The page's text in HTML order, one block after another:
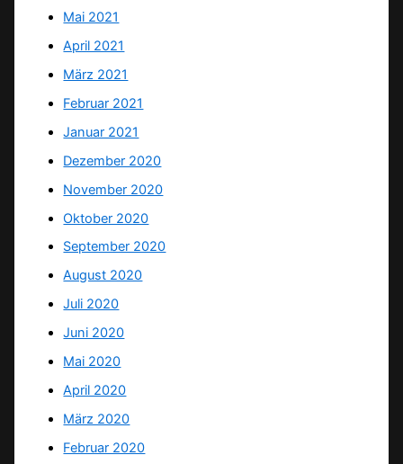
Mai 2021
April 2021
März 2021
Februar 2021
Januar 2021
Dezember 2020
November 2020
Oktober 2020
September 2020
August 2020
Juli 2020
Juni 2020
Mai 2020
April 2020
März 2020
Februar 2020